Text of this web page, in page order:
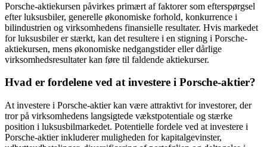
Porsche-aktiekursen påvirkes primært af faktorer som efterspørgsel
efter luksusbiler, generelle økonomiske forhold, konkurrence i
bilindustrien og virksomhedens finansielle resultater. Hvis markedet
for luksusbiler er stærkt, kan det resultere i en stigning i Porsche-
aktiekursen, mens økonomiske nedgangstider eller dårlige
virksomhedsresultater kan føre til faldende aktiekurser.
Hvad er fordelene ved at investere i Porsche-aktier?
At investere i Porsche-aktier kan være attraktivt for investorer, der
tror på virksomhedens langsigtede vækstpotentiale og stærke
position i luksusbilmarkedet. Potentielle fordele ved at investere i
Porsche-aktier inkluderer muligheden for kapitalgevinster,